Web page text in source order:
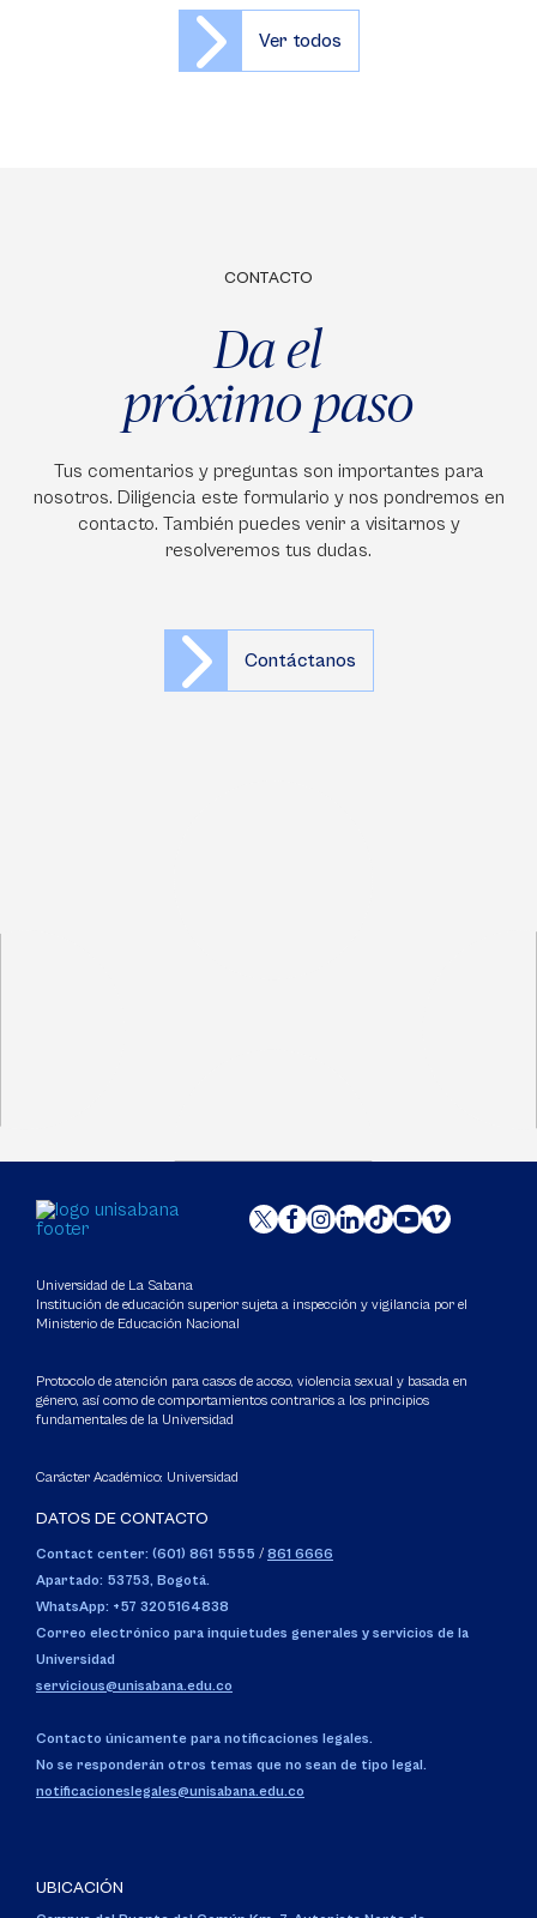
Ver todos
CONTACTO
Da el
próximo paso
Tus comentarios y preguntas son importantes para
nosotros. Diligencia este formulario y nos pondremos en
contacto. También puedes venir a visitarnos y
resolveremos tus dudas.
Contáctanos
Universidad de La Sabana
Institución de educación superior sujeta a inspección y vigilancia por el
Ministerio de Educación Nacional
Protocolo de atención para casos de acoso, violencia sexual y basada en
género, así como de comportamientos contrarios a los principios
fundamentales de la Universidad
Carácter Académico: Universidad
DATOS DE CONTACTO
Contact center: (601) 861 5555 / 861 6666
Apartado: 53753, Bogotá.
WhatsApp: +57 3205164838
Correo electrónico para inquietudes generales y servicios de la
Universidad
servicious@unisabana.edu.co
Contacto únicamente para notificaciones legales.
No se responderán otros temas que no sean de tipo legal.
notificacioneslegales@unisabana.edu.co
UBICACIÓN